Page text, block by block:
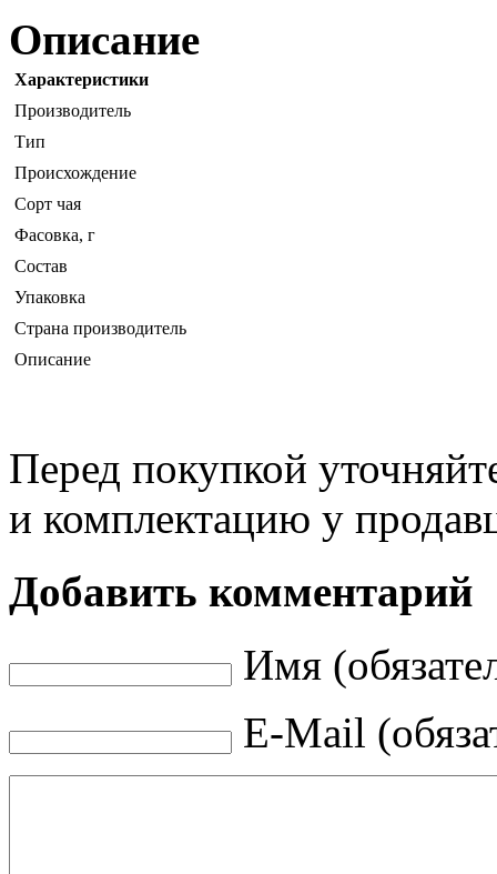
Описание
Характеристики
Производитель
Тип
Происхождение
Сорт чая
Фасовка, г
Состав
Упаковка
Страна производитель
Описание
Перед покупкой
и комплектацию у
Добавить комментарий
Имя
E-Mail